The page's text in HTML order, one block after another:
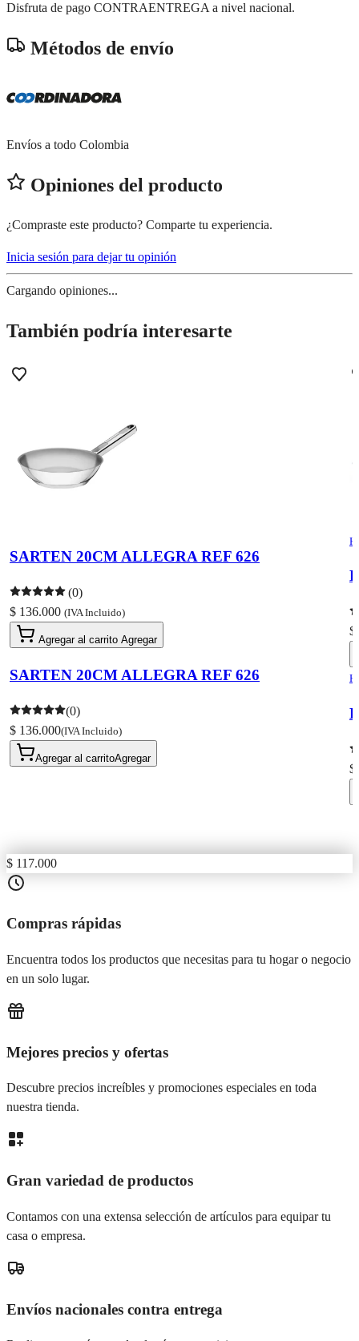
Disfruta de pago CONTRAENTREGA a nivel nacional.
Métodos de envío
Envíos a todo Colombia
Opiniones del producto
¿Compraste este producto? Comparte tu experiencia.
Inicia sesión para dejar tu opinión
Cargando opiniones...
También podría interesarte
SARTEN 20CM ALLEGRA REF 626
(0)
$ 136.000 (IVA Incluido)
Agregar al carrito Agregar
SARTEN 20CM ALLEGRA REF 626
(0)
$ 136.000(IVA Incluido)
Agregar al carritoAgregar
$
$
$ 117.000
Compras rápidas
Encuentra todos los productos que necesitas para tu hogar o negocio
en un solo lugar.
Mejores precios y ofertas
Descubre precios increíbles y promociones especiales en toda
nuestra tienda.
Gran variedad de productos
Contamos con una extensa selección de artículos para equipar tu
casa o empresa.
Envíos nacionales contra entrega